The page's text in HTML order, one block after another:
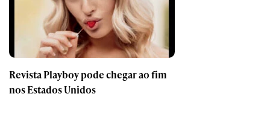
Revista Playboy pode chegar ao fim
nos Estados Unidos